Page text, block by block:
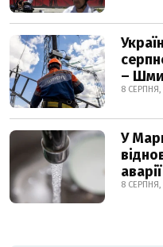
–
8 СЕРПНЯ,
У
аварії
8 СЕРПНЯ,